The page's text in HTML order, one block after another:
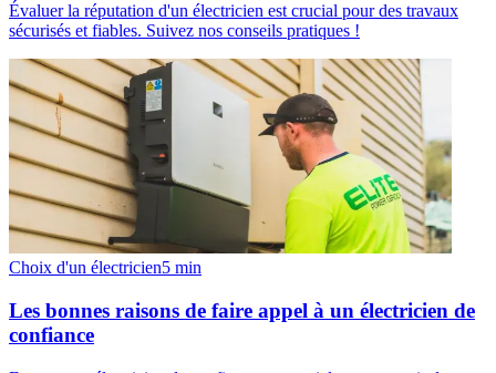
Évaluer la réputation d'un électricien est crucial pour des travaux
sécurisés et fiables. Suivez nos conseils pratiques !
Choix d'un électricien5 min
Les bonnes raisons de faire appel à un électricien de
confiance